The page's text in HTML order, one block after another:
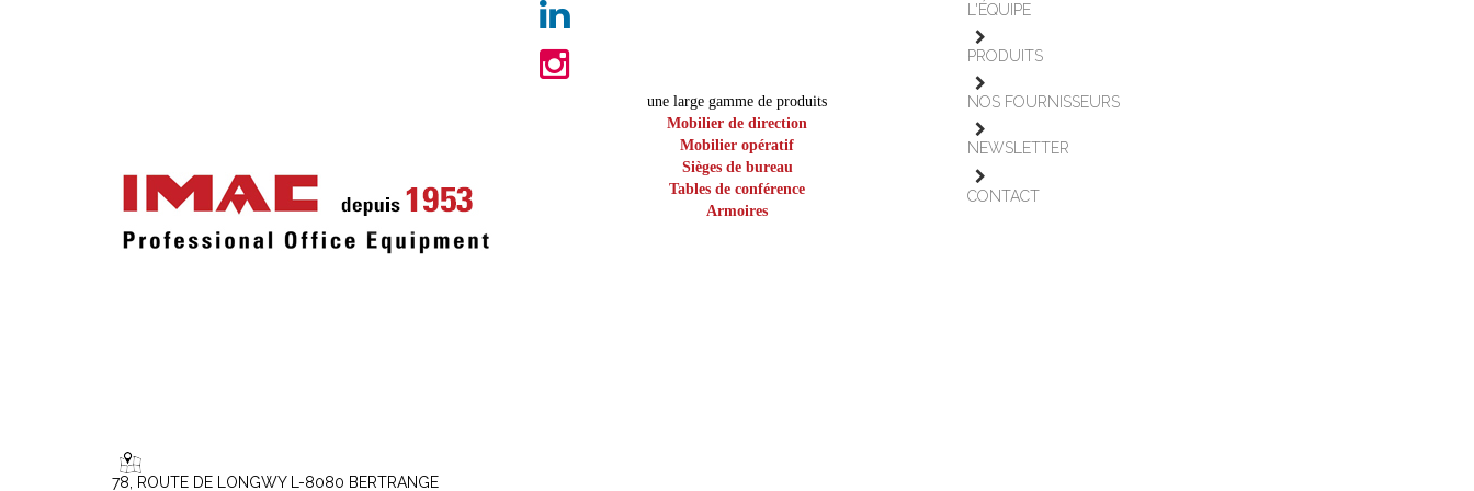
78, ROUTE DE LONGWY L-8080 BERTRANGE
une large gamme de produits
Mobilier de direction
Mobilier opératif
Sièges de bureau
Tables de conférence
Armoires
L'ÉQUIPE
PRODUITS
NOS FOURNISSEURS
NEWSLETTER
CONTACT